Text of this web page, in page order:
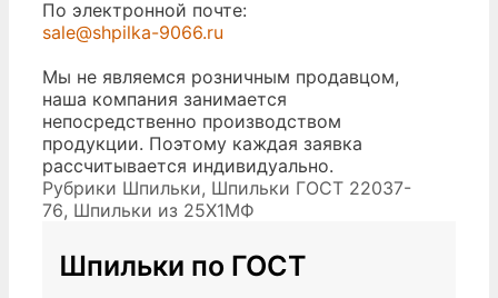
По электронной почте:
sale@shpilka-9066.ru
Мы не являемся розничным продавцом,
наша компания занимается
непосредственно производством
продукции. Поэтому каждая заявка
рассчитывается индивидуально.
Рубрики Шпильки, Шпильки ГОСТ 22037-
76, Шпильки из 25Х1МФ
Шпильки по ГОСТ